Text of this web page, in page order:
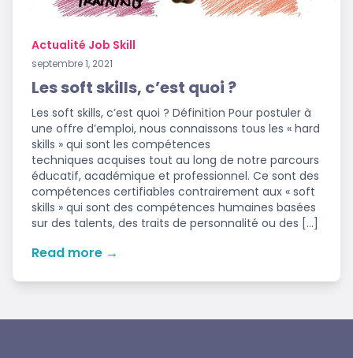
Actualité Job Skill
septembre 1, 2021
Les soft skills, c’est quoi ?
Les soft skills, c’est quoi ? Définition Pour postuler à
une offre d’emploi, nous connaissons tous les « hard
skills » qui sont les compétences
techniques acquises tout au long de notre parcours
éducatif, académique et professionnel. Ce sont des
compétences certifiables contrairement aux « soft
skills » qui sont des compétences humaines basées
sur des talents, des traits de personnalité ou des […]
Read more →